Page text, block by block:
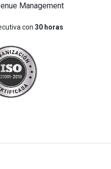
Management
con 30 horas